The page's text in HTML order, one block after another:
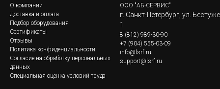
О компании
Доставка и оплата
Подбор оборудования
Сертификаты
Отзывы
Политика конфиденциальности
Согласие на обработку персональных
данных
Специальная оценка условий труда
ООО "АБ-СЕРВИС"
г. Санкт-Петербург, ул.
1
8 (812) 989-30-90
+7 (904) 555-03-09
info@lsrf.ru
support@lsrf.ru